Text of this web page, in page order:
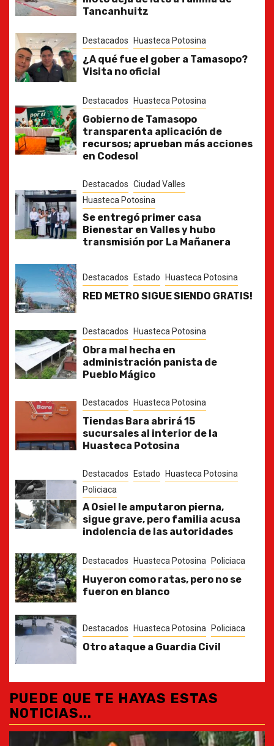
Tancanhuitz
Destacados Huasteca Potosina
¿A qué fue el gober a Tamasopo?
Visita no oficial
Destacados Huasteca Potosina
Gobierno de Tamasopo
transparenta aplicación de
recursos; aprueban más acciones
en Codesol
Destacados Ciudad Valles
Huasteca Potosina
Se entregó primer casa
Bienestar en Valles y hubo
transmisión por La Mañanera
Destacados Estado Huasteca Potosina
RED METRO SIGUE SIENDO GRATIS!
Destacados Huasteca Potosina
Obra mal hecha en
administración panista de
Pueblo Mágico
Destacados Huasteca Potosina
Tiendas Bara abrirá 15
sucursales al interior de la
Huasteca Potosina
Destacados Estado
Huasteca Potosina
Policiaca
A Osiel le amputaron pierna,
sigue grave, pero familia acusa
indolencia de las autoridades
Destacados Huasteca Potosina Policiaca
Huyeron como ratas, pero no se
fueron en blanco
Destacados Huasteca Potosina Policiaca
Otro ataque a Guardia Civil
PUEDE QUE TE HAYAS ESTAS
NOTICIAS...